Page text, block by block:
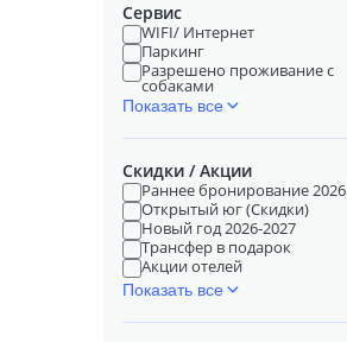
Сервис
WIFI/ Интернет
Паркинг
Разрешено проживание с
собаками
Показать все
Скидки / Акции
Раннее бронирование 2026
Открытый юг (Скидки)
Новый год 2026-2027
Трансфер в подарок
Акции отелей
Показать все